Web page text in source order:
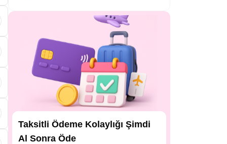
Taksitli Ödeme Kolaylığı Şimdi
Al Sonra Öde